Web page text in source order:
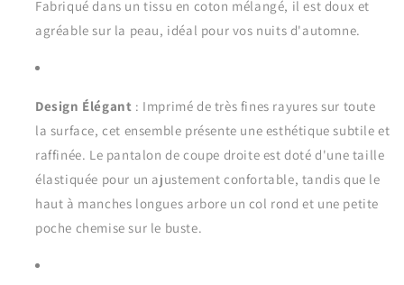
Fabriqué dans un tissu en coton mélangé, il est doux et
agréable sur la peau, idéal pour vos nuits d'automne.
Design Élégant : Imprimé de très fines rayures sur toute
la surface, cet ensemble présente une esthétique subtile et
raffinée. Le pantalon de coupe droite est doté d'une taille
élastiquée pour un ajustement confortable, tandis que le
haut à manches longues arbore un col rond et une petite
poche chemise sur le buste.